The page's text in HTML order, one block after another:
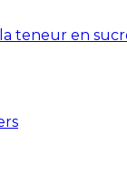
teneur en